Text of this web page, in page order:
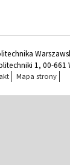
1, 00-
Mapa strony